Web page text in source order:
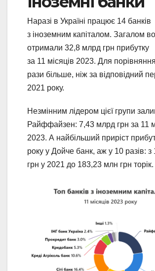
Наразі в Україні працює 14 банків
з іноземним капіталом. Загалом
отримали 32,8 млрд грн прибутку
за 11 місяців 2023. Для
рази більше, ніж за відповідний
2021 року.
Незмінним лідером цієї групи
Райффайзен: 7,43 млрд грн за 11
2023. А найбільший приріст
року у Дойче банк, аж у 10 разів:
грн у 2021 до 183,23 млн грн торік.